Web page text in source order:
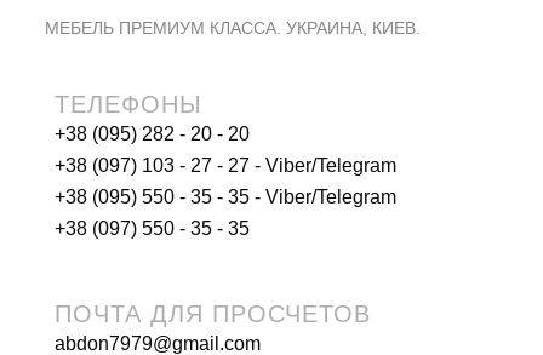
МЕБЕЛЬ ПРЕМИУМ КЛАССА. УКРАИНА, КИЕВ.
ТЕЛЕФОНЫ
+38 (095) 282 - 20 - 20
+38 (097) 103 - 27 - 27 - Viber/Telegram
+38 (095) 550 - 35 - 35 - Viber/Telegram
+38 (097) 550 - 35 - 35
ПОЧТА ДЛЯ ПРОСЧЕТОВ
abdon7979@gmail.com